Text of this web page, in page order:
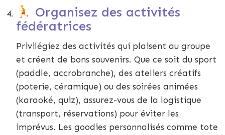
Organisez des activités
fédératrices
Privilégiez des activités qui plaisent au groupe
et créent de bons souvenirs. Que ce soit du sport
(paddle, accrobranche), des ateliers créatifs
(poterie, céramique) ou des soirées animées
(karaoké, quiz), assurez-vous de la logistique
(transport, réservations) pour éviter les
imprévus. Les goodies personnalisés comme tote